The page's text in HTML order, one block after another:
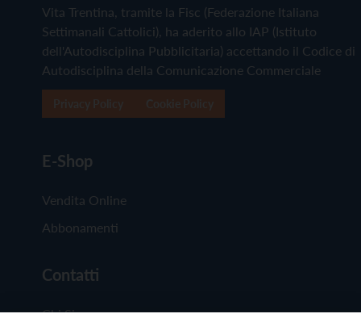
Vita Trentina, tramite la Fisc (Federazione Italiana
Settimanali Cattolici), ha aderito allo IAP (Istituto
dell'Autodisciplina Pubblicitaria) accettando il Codice di
Autodisciplina della Comunicazione Commerciale
E-Shop
Vendita Online
Abbonamenti
Contatti
Chi Siamo